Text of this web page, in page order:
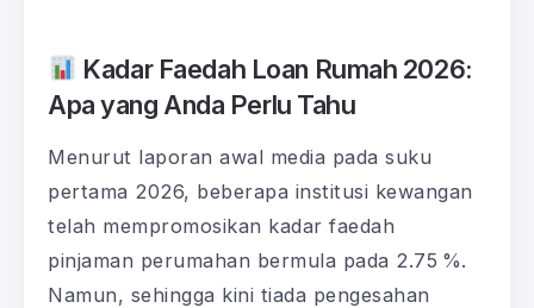
Kadar Faedah Loan Rumah 2026:
Apa yang Anda Perlu Tahu
Menurut laporan awal media pada suku
pertama 2026, beberapa institusi kewangan
telah mempromosikan kadar faedah
pinjaman perumahan bermula pada 2.75 %.
Namun, sehingga kini tiada pengesahan